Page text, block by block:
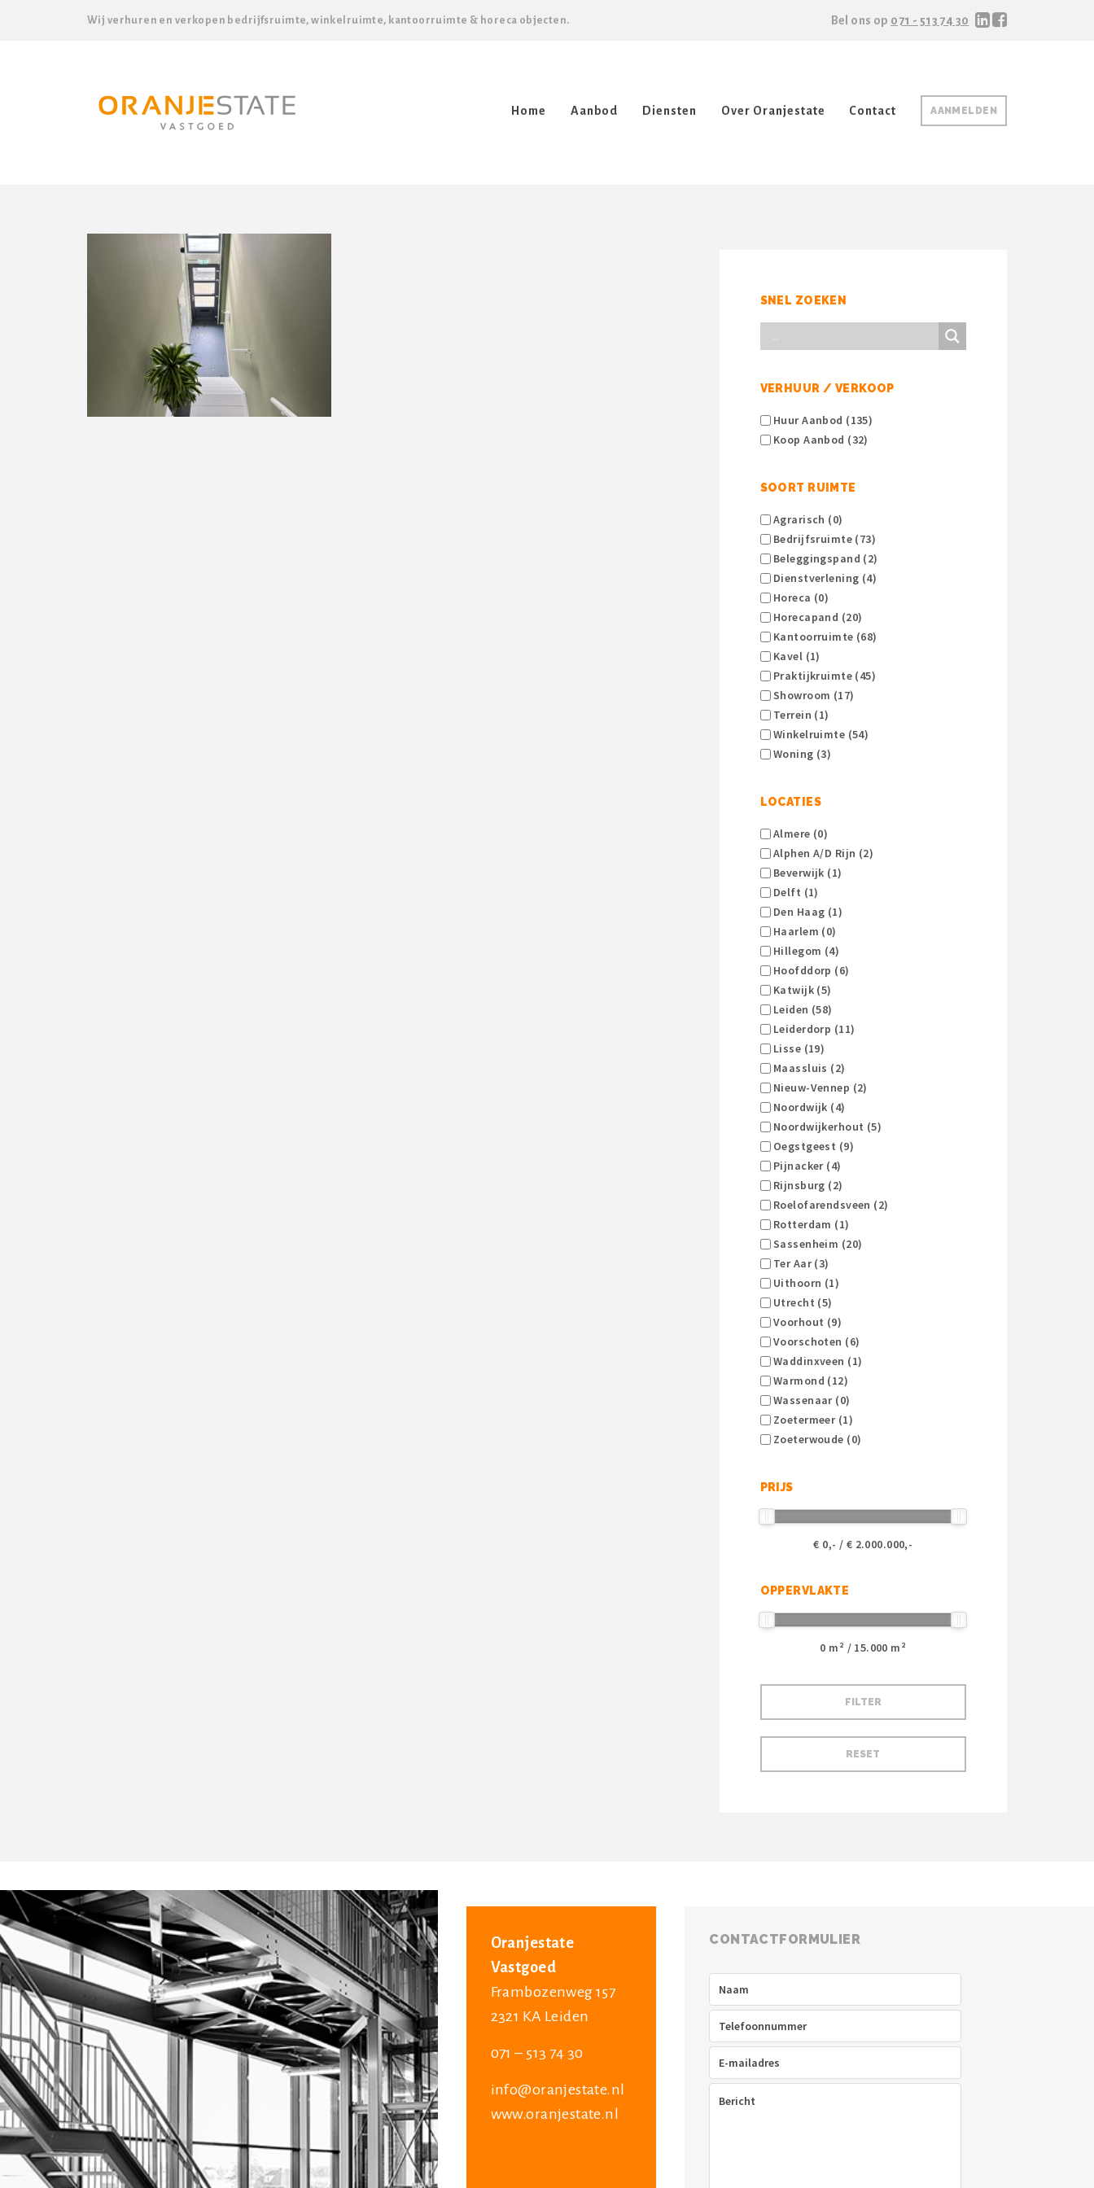
Wij verhuren en verkopen bedrijfsruimte, winkelruimte, kantoorruimte & horeca objecten. Bel ons op 071 - 513 74 30
AANMELDEN
Home Aanbod Diensten Over Oranjestate Contact
SNEL ZOEKEN
VERHUUR / VERKOOP
Huur Aanbod (135)
Koop Aanbod (32)
SOORT RUIMTE
Agrarisch (0)
Bedrijfsruimte (73)
Beleggingspand (2)
Dienstverlening (4)
Horeca (0)
Horecapand (20)
Kantoorruimte (68)
Kavel (1)
Praktijkruimte (45)
Showroom (17)
Terrein (1)
Winkelruimte (54)
Woning (3)
LOCATIES
Almere (0)
Alphen A/d Rijn (2)
Beverwijk (1)
Delft (1)
Den Haag (1)
Haarlem (0)
Hillegom (4)
Hoofddorp (6)
Katwijk (5)
Leiden (58)
Leiderdorp (11)
Lisse (19)
Maassluis (2)
Nieuw-Vennep (2)
Noordwijk (4)
Noordwijkerhout (5)
Oegstgeest (9)
Pijnacker (4)
Rijnsburg (2)
Roelofarendsveen (2)
Rotterdam (1)
Sassenheim (20)
Ter Aar (3)
Uithoorn (1)
Utrecht (5)
Voorhout (9)
Voorschoten (6)
Waddinxveen (1)
Warmond (12)
Wassenaar (0)
Zoetermeer (1)
Zoeterwoude (0)
PRIJS
€ 0,- / € 2.000.000,-
OPPERVLAKTE
0 m² / 15.000 m²
Oranjestate
Vastgoed
Frambozenweg 157
2321 KA Leiden
071 – 513 74 30
info@oranjestate.nl
www.oranjestate.nl
CONTACTFORMULIER
Telefoon
mailadres(Vereist)